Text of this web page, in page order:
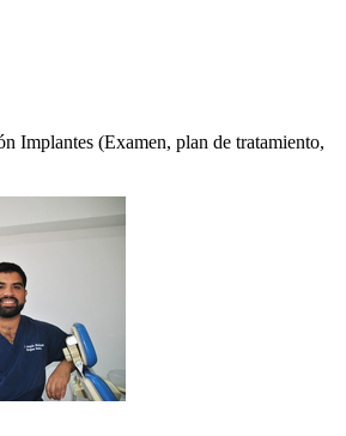
Implantes (Examen, plan de tratamiento,